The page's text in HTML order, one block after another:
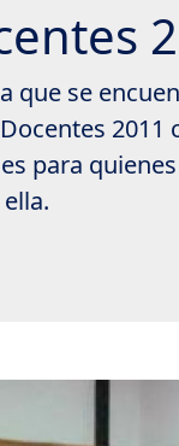
que se
2011
para